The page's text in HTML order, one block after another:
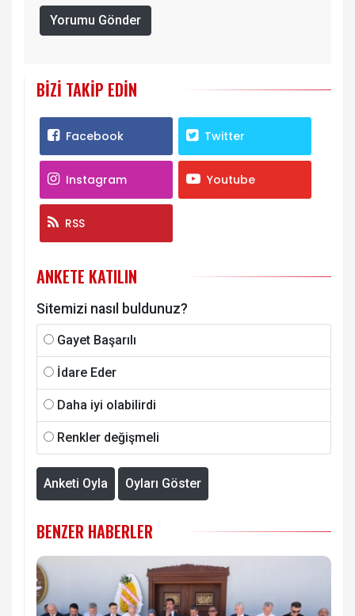
Yorumu Gönder
BIZI TAKIP EDIN
Facebook Twitter
Instagram Youtube
RSS
ANKETE KATILIN
Sitemizi nasıl buldunuz?
Gayet Başarılı
İdare Eder
Daha iyi olabilirdi
Renkler değişmeli
Anketi Oyla Oyları Göster
BENZER HABERLER